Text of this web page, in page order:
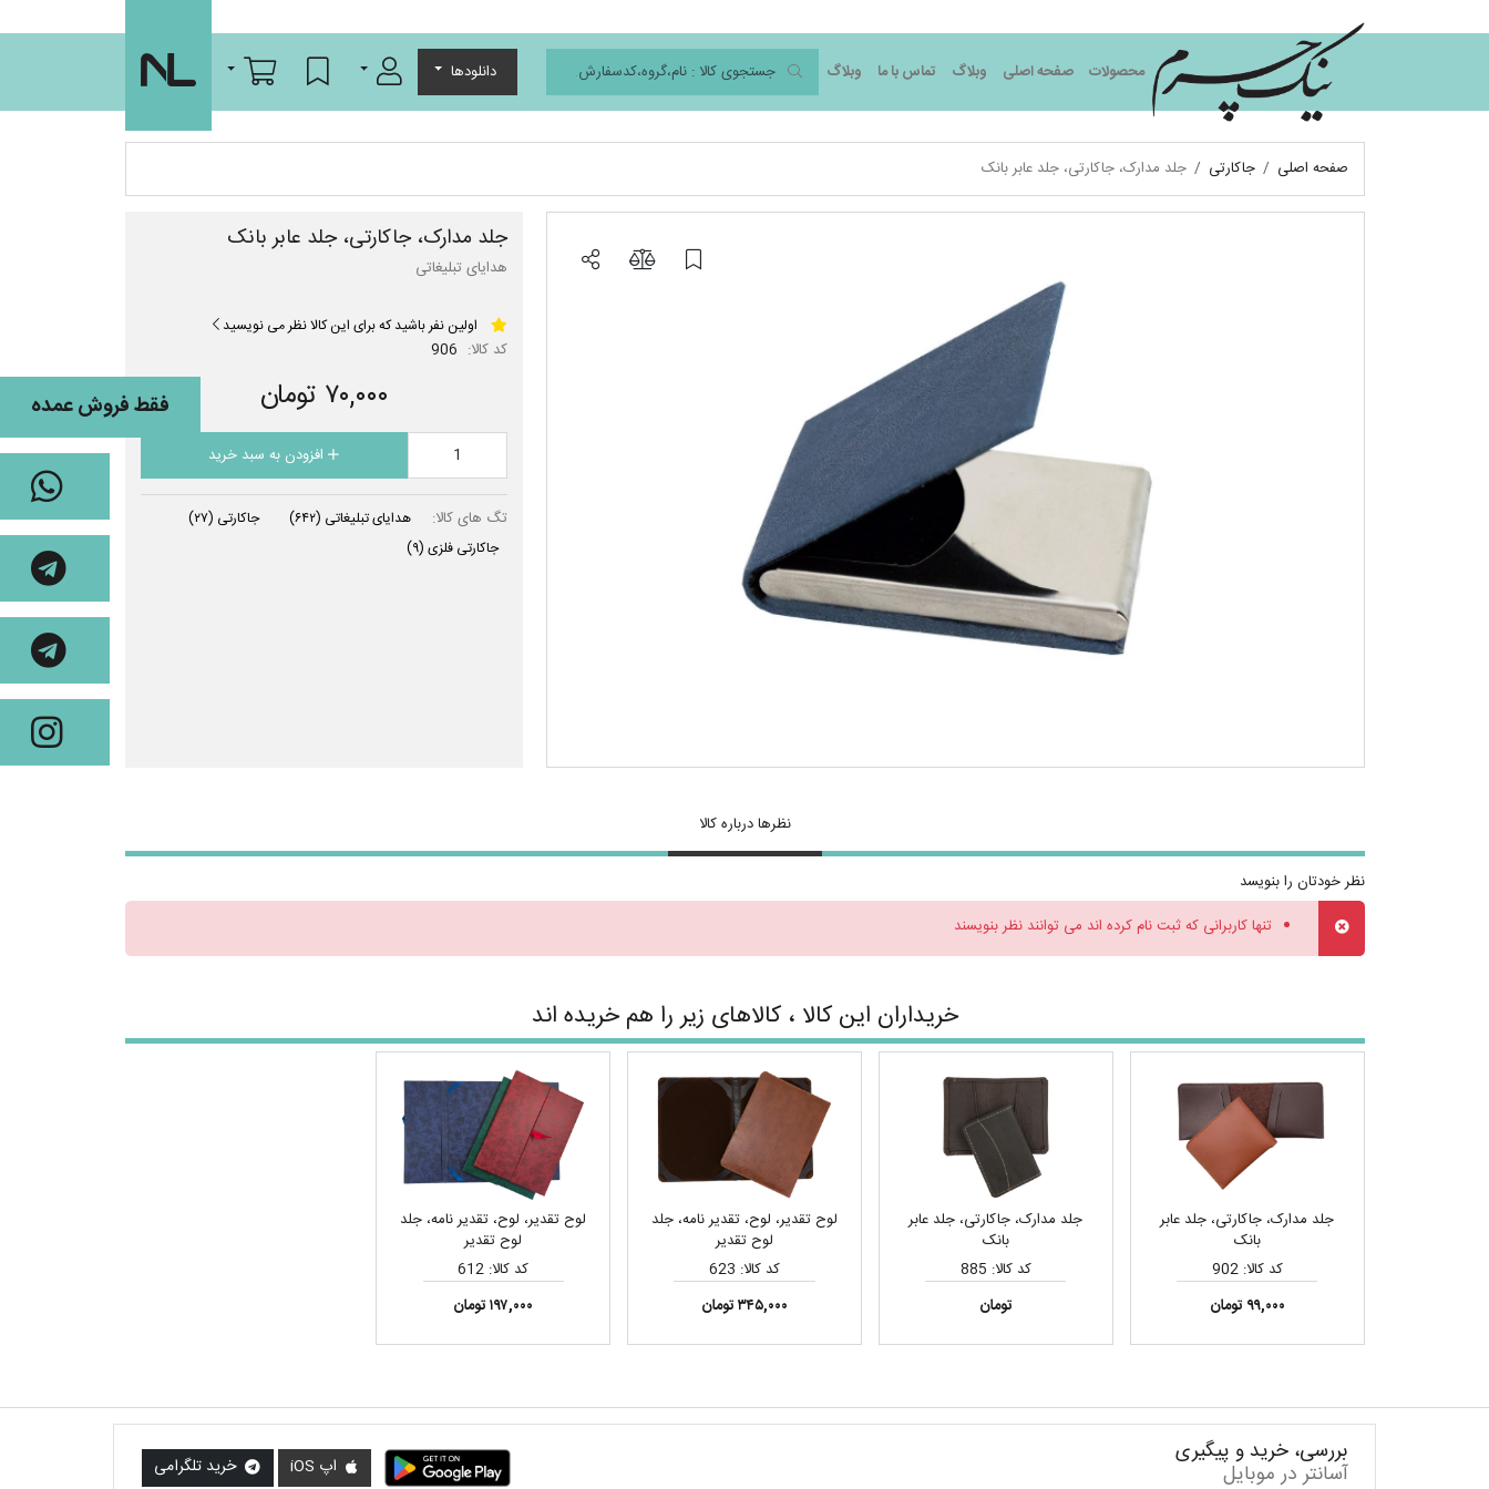
نیک چرم
محصولات
صفحه اصلی وبلاگ تماس با ما وبلاگ دانلودها ورود/عضویتلیست مورد علاقه
سبد خرید
صفحه اصلی جاکارتی جلد مدارک، جاکارتی، جلد عابر بانک
جلد مدارک، جاکارتی، جلد عابر بانک
هدایای تبلیغاتی
اولین نفر باشید که برای این کالا نظر می نویسید
کد کالا: 906
۷۰,۰۰۰ تومان
افزودن به سبد خرید
تگ های کالا: هدایای تبلیغاتی (۶۴۲) جاکارتی (۲۷)
جاکارتی فلزی (۹)
نظرها درباره کالا
نظر خودتان را بنویسد
تنها کاربرانی که ثبت نام کرده اند می توانند نظر بنویسند
خریداران این کالا ، کالاهای زیر را هم خریده اند
جلد مدارک، جاکارتی، جلد عابر
بانک
کد کالا: 902
۹۹,۰۰۰ تومان
جلد مدارک، جاکارتی، جلد عابر
بانک
کد کالا: 885
تومان
لوح تقدیر، لوح، تقدیر نامه، جلد
لوح تقدیر
کد کالا: 623
۳۴۵,۰۰۰ تومان
لوح تقدیر، لوح، تقدیر نامه، جلد
لوح تقدیر
کد کالا: 612
۱۹۷,۰۰۰ تومان
بررسی، خرید و پیگیری
آسانتر در موبایل اپ iOS خرید تلگرامی
فقط فروش عمده